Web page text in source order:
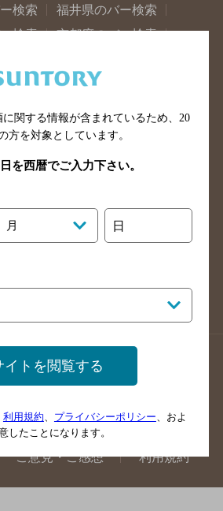
検索
福井県のバー検索
検索
京都府のバー検索
検索
和歌山県のバー検索
検索
鳥取県のバー検索
検索
徳島県のバー検索
検索
福岡県のバー検索
検索
佐賀県のバー検索
内
店舗情報更新方法のご案内
載店舗様ログイン
ご意見・ご感想 利用規約
関する情報が含まれているため、 20
方を対象としています。
を西暦でご入力下さい。
月 日
イトを閲覧する
利用規約 プライバシーポリシー 、およ
したことになります。